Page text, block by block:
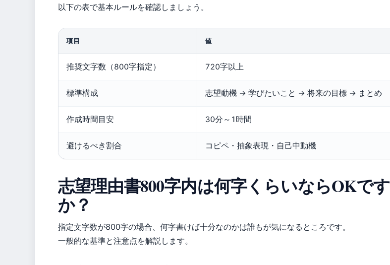
以下の表で基本ルールを確認しましょう。
項目 値
推奨文字数（800字指定） 720字以上
標準構成 志望動機 → 学びたいこと → 将来の目標 → まとめ
作成時間目安 30分～1時間
避けるべき割合 コピペ・抽象表現・自己中動機
志望理由書800字内は何字くらいならOKです
か？
指定文字数が800字の場合、何字書けば十分なのかは誰もが気になるところです。
一般的な基準と注意点を解説します。